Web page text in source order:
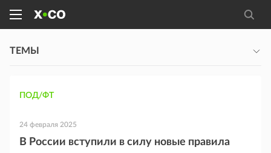
ТЕМЫ
ПОД/ФТ
24 февраля 2025
В России вступили в силу новые правила